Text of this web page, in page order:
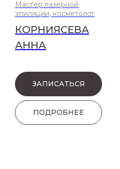
Мастер лазерной
эпиляции, косметолог
КОРНИЯСЕВА
АННА
ЗАПИСАТЬСЯ
ПОДРОБНЕЕ